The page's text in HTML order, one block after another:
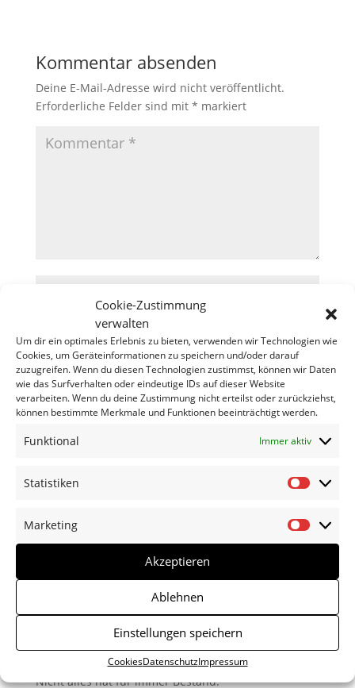
Cookie-Zustimmung
verwalten
Um dir ein optimales Erlebnis zu bieten, verwenden wir Technologien wie
Cookies, um Geräteinformationen zu speichern und/oder darauf
zuzugreifen. Wenn du diesen Technologien zustimmst, können wir Daten
wie das Surfverhalten oder eindeutige IDs auf dieser Website
verarbeiten. Wenn du deine Zustimmung nicht erteilst oder zurückziehst,
können bestimmte Merkmale und Funktionen beeinträchtigt werden.
Funktional Immer aktiv
Statistiken
Marketing
Akzeptieren
Ablehnen
Einstellungen speichern
CookiesDatenschutzImpressum
Kommentar absenden
Deine E-Mail-Adresse wird nicht veröffentlicht.
Erforderliche Felder sind mit * markiert
Neueste Beiträge
Die neue Platte ist da!
Sommer-open air-Impressionen
Nicht alles hat für immer Bestand.